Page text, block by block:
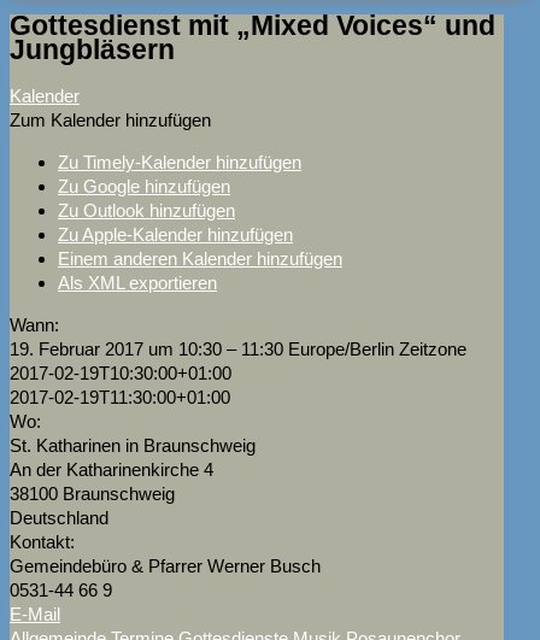
Gottesdienst mit „Mixed Voices“ und
Jungbläsern
Kalender
Zum Kalender hinzufügen
Zu Timely-Kalender hinzufügen
Zu Google hinzufügen
Zu Outlook hinzufügen
Zu Apple-Kalender hinzufügen
Einem anderen Kalender hinzufügen
Als XML exportieren
Wann:
19. Februar 2017 um 10:30 – 11:30 Europe/Berlin Zeitzone
2017-02-19T10:30:00+01:00
2017-02-19T11:30:00+01:00
Wo:
St. Katharinen in Braunschweig
An der Katharinenkirche 4
38100 Braunschweig
Deutschland
Kontakt:
Gemeindebüro & Pfarrer Werner Busch
0531-44 66 9
E-Mail